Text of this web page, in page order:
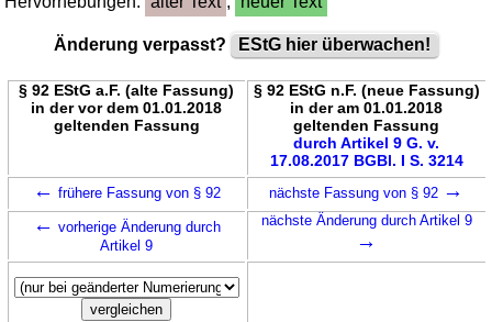
Änderung verpasst? EStG hier überwachen!
§ 92 EStG a.F. (alte Fassung)
in der vor dem 01.01.2018
geltenden Fassung
§ 92 EStG n.F. (neue Fassung)
in der am 01.01.2018
geltenden Fassung
durch Artikel 9 G. v.
17.08.2017 BGBl. I S. 3214
← frühere Fassung von § 92 nächste Fassung von § 92 →
← vorherige Änderung durch
Artikel 9
nächste Änderung durch Artikel 9
→